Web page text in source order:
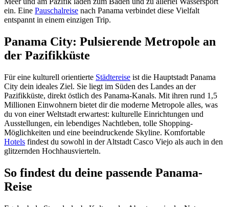
ein. Eine Pauschalreise nach Panama verbindet diese Vielfalt
entspannt in einem einzigen Trip.
Panama City: Pulsierende Metropole an
der Pazifikküste
Für eine kulturell orientierte Städtereise ist die Hauptstadt Panama
City dein ideales Ziel. Sie liegt im Süden des Landes an der
Pazifikküste, direkt östlich des Panama-Kanals. Mit ihren rund 1,5
Millionen Einwohnern bietet dir die moderne Metropole alles, was
du von einer Weltstadt erwartest: kulturelle Einrichtungen und
Ausstellungen, ein lebendiges Nachtleben, tolle Shopping-
Möglichkeiten und eine beeindruckende Skyline. Komfortable
Hotels findest du sowohl in der Altstadt Casco Viejo als auch in den
glitzernden Hochhausvierteln.
So findest du deine passende Panama-
Reise